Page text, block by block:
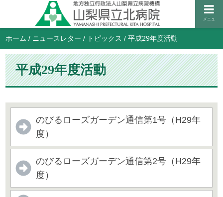
メニュ
ホーム / ニュースレター / トピックス /平成29年度活動
平成29年度活動
のびるローズガーデン通信第1号（H29年
度）
のびるローズガーデン通信第2号（H29年
度）